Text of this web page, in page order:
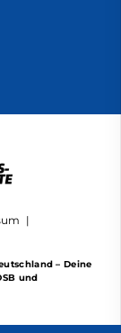
– Deine
und